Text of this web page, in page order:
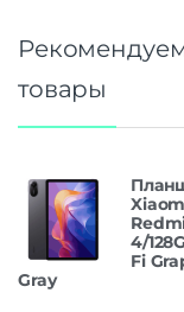
товары
4/
Fi
Gray